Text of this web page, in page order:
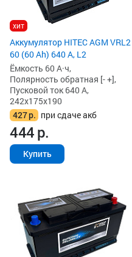
хит
Аккумулятор HITEC AGM VRL2
60 (60 Ah) 640 А, L2
Ёмкость 60 А·ч,
Полярность обратная [- +],
Пусковой ток 640 А,
242x175x190
427р. при сдаче акб
444р.
Купить